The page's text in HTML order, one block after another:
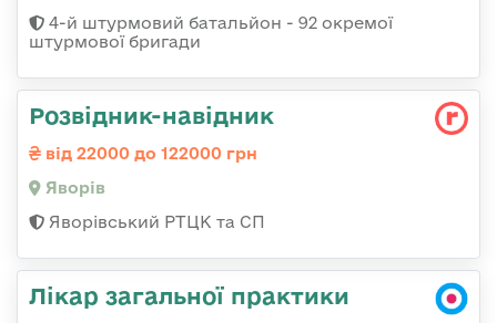
4-й штурмовий батальйон - 92 окремої
штурмової бригади
Розвідник-навідник
від 22000 до 122000 грн
Яворів
Яворівський РТЦК та СП
Лікар загальної практики